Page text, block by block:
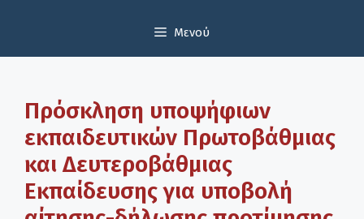
Μενού
Πρόσκληση υποψήφιων
εκπαιδευτικών Πρωτοβάθμιας
και Δευτεροβάθμιας
Εκπαίδευσης για υποβολή